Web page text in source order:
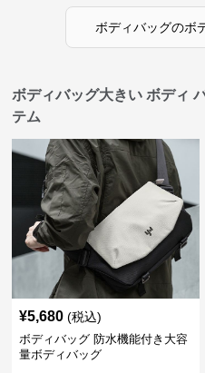
ボディバッグのボ
ボディバッグ大きい ボディ
テム
¥5,680 (税込)
ボディバッグ 防水機能付き大容
量ボディバッグ